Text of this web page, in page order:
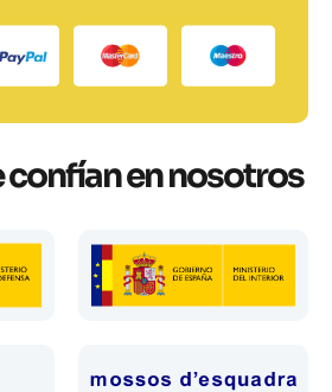
confían en nosotros